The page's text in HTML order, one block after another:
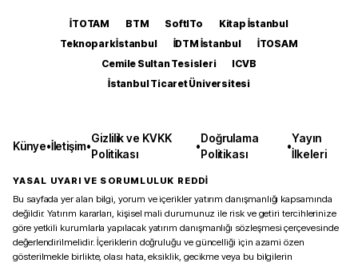
İTOTAM BTM SoftITo
Kitap İstanbul
Teknopark İstanbul
İDTM İstanbul
İTOSAM
Cemile Sultan Tesisleri
ICVB
İstanbul Ticaret Üniversitesi
Künye•İletişim•
Gizlilik ve KVKK
Politikası
•
Doğrulama
Politikası
•
Yayın
İlkeleri
YASAL UYARI VE SORUMLULUK REDDİ
Bu sayfada yer alan bilgi, yorum ve içerikler yatırım danışmanlığı kapsamında
değildir. Yatırım kararları, kişisel mali durumunuz ile risk ve getiri tercihlerinize
göre yetkili kurumlarla yapılacak yatırım danışmanlığı sözleşmesi çerçevesinde
değerlendirilmelidir. İçeriklerin doğruluğu ve güncelliği için azami özen
gösterilmekle birlikte, olası hata, eksiklik, gecikme veya bu bilgilerin